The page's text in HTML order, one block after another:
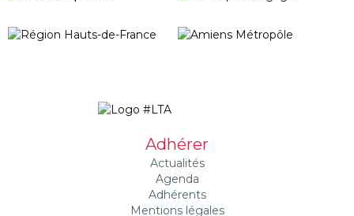
Adhérer
Actualités
Agenda
Adhérents
Mentions légales